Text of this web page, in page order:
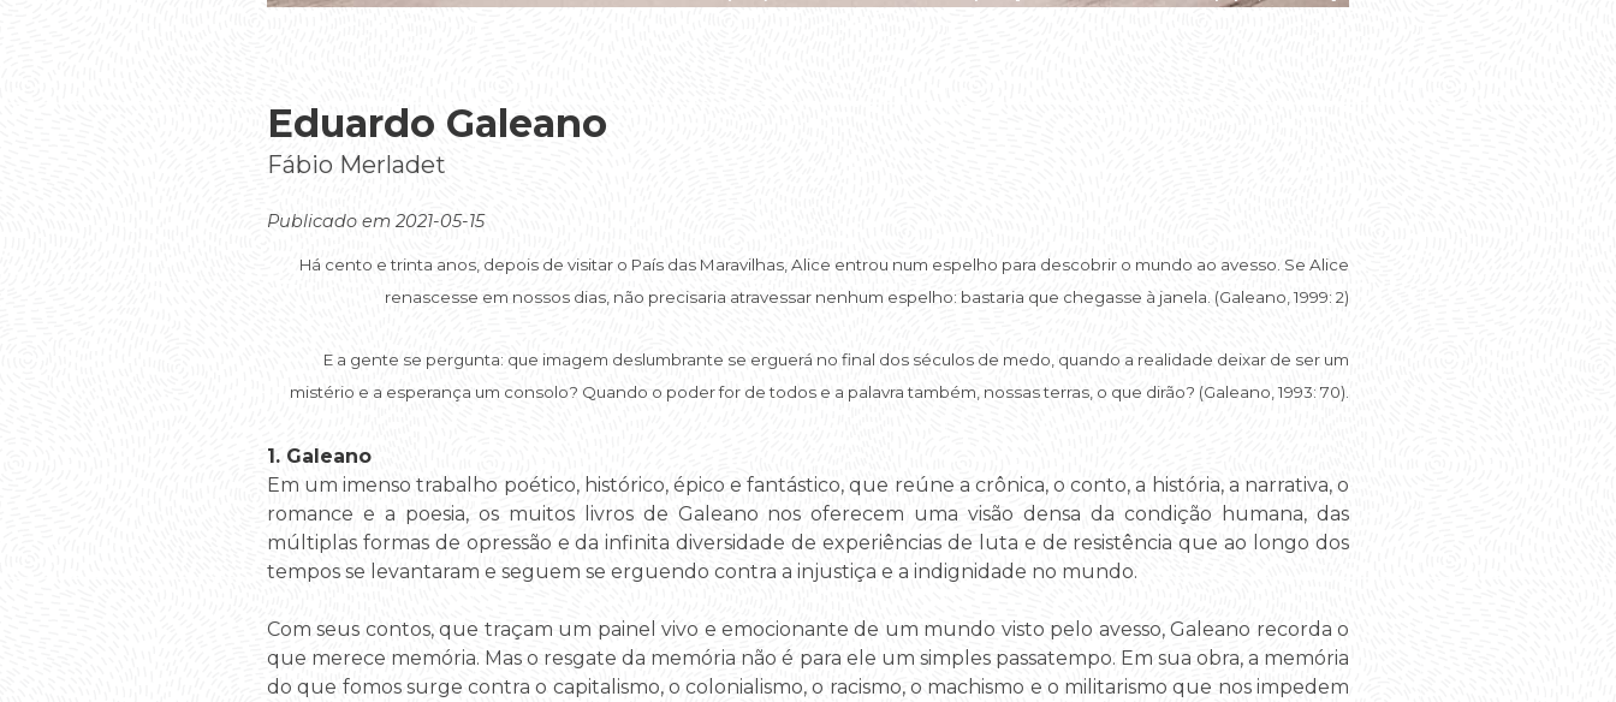
Eduardo Galeano
Fábio Merladet
Publicado em 2021-05-15
Há cento e trinta anos, depois de visitar o País das Maravilhas, Alice entrou num espelho para descobrir o mundo ao avesso. Se Alice
renascesse em nossos dias, não precisaria atravessar nenhum espelho: bastaria que chegasse à janela. (Galeano, 1999: 2)
E a gente se pergunta: que imagem deslumbrante se erguerá no final dos séculos de medo, quando a realidade deixar de ser um
mistério e a esperança um consolo? Quando o poder for de todos e a palavra também, nossas terras, o que dirão? (Galeano, 1993: 70).
1. Galeano
Em um imenso trabalho poético, histórico, épico e fantástico, que reúne a crônica, o conto, a história, a narrativa, o
romance e a poesia, os muitos livros de Galeano nos oferecem uma visão densa da condição humana, das
múltiplas formas de opressão e da infinita diversidade de experiências de luta e de resistência que ao longo dos
tempos se levantaram e seguem se erguendo contra a injustiça e a indignidade no mundo.
Com seus contos, que traçam um painel vivo e emocionante de um mundo visto pelo avesso, Galeano recorda o
que merece memória. Mas o resgate da memória não é para ele um simples passatempo. Em sua obra, a memória
do que fomos surge contra o capitalismo, o colonialismo, o racismo, o machismo e o militarismo que nos impedem